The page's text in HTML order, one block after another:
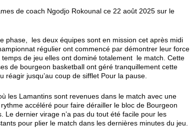
de coach Ngodjo Rokounal ce 22 août 2025 sur le
phase, les deux équipes sont en mission cet après midi
régulier ont commencé par démontrer leur force
de jeu elles ont dominé totalement le match. Cette
de bourgeon basketball ont géré tranquillement cette
réagir jusqu’au coup de sifflet Pour la pause.
les Lamantins sont revenues dans le match avec une
accéléré pour faire dérailler le bloc de Bourgeon
dernier virage n’a pas du tout été facile pour les
pour plier le match dans les dernières minutes du jeu.